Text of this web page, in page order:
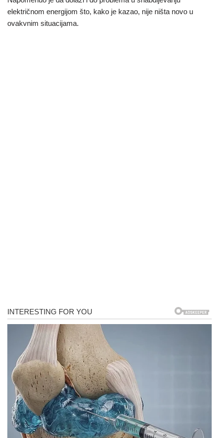
električnom energijom što, kako je kazao, nije ništa novo u
ovakvnim situacijama.